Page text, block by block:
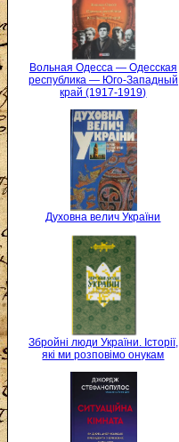
Вольная Одесса — Одесская
республика — Юго-Западный
край (1917-1919)
Духовна велич України
Збройні люди України. Історії,
які ми розповімо онукам